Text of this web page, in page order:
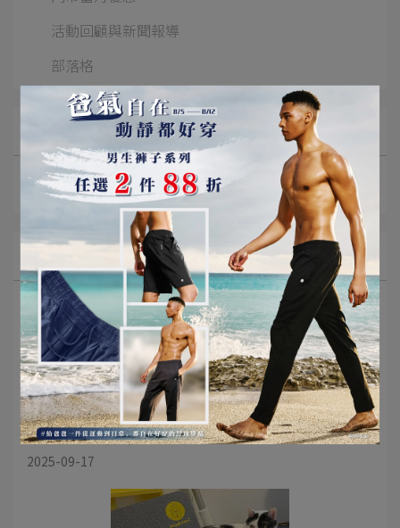
活動回顧與新聞報導
部落格
門市活動
即日起-2025/10/5 歡慶新官網上線 ✨改版抽好禮
2025-09-17